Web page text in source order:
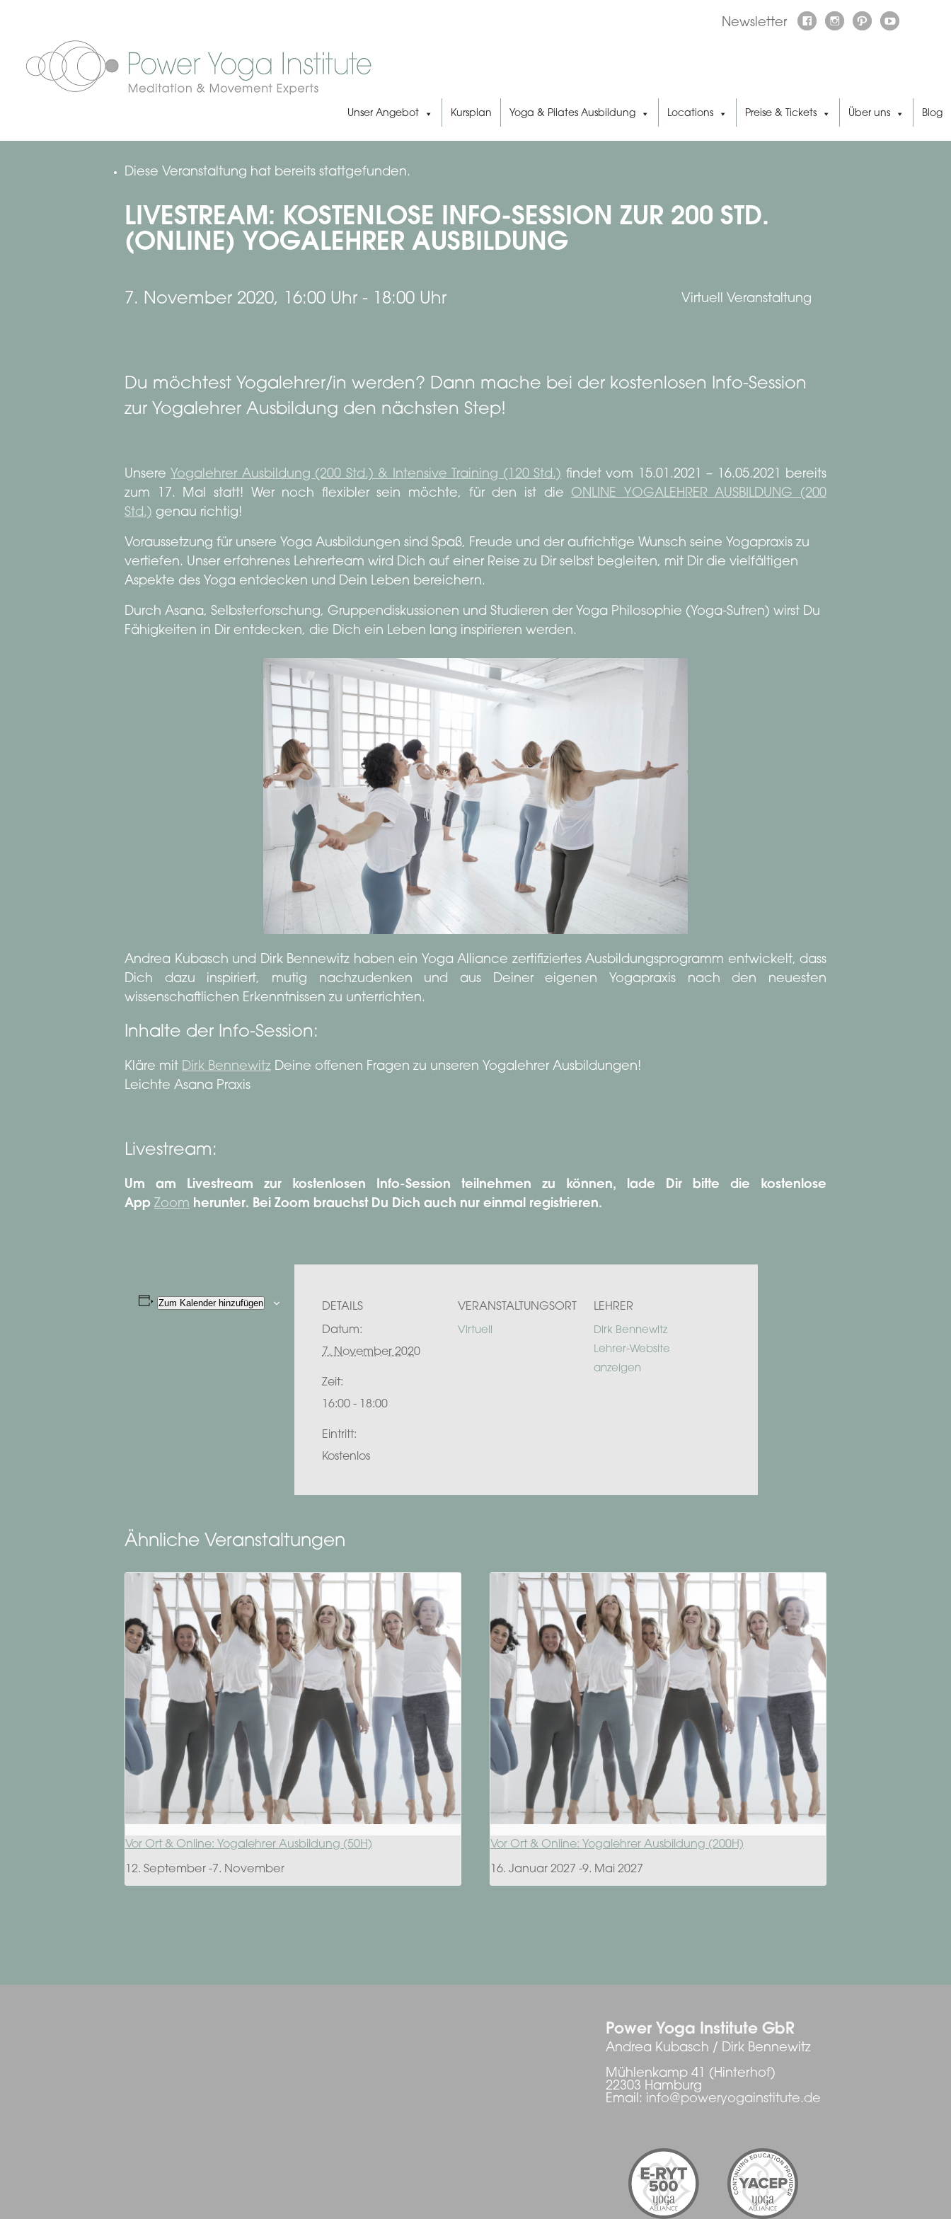
Newsletter
Unser Angebot Kursplan Yoga & Pilates Ausbildung Locations Preise & Tickets Über uns Blog
Diese Veranstaltung hat bereits stattgefunden.
LIVESTREAM: KOSTENLOSE INFO-SESSION ZUR 200 STD.
(ONLINE) YOGALEHRER AUSBILDUNG
7. November 2020, 16:00 Uhr - 18:00 Uhr Virtuell Veranstaltung
Du möchtest Yogalehrer/in werden? Dann mache bei der kostenlosen Info-Session
zur Yogalehrer Ausbildung den nächsten Step!
Unsere Yogalehrer Ausbildung (200 Std.) & Intensive Training (120 Std.) findet vom 15.01.2021 – 16.05.2021 bereits
zum 17. Mal statt! Wer noch flexibler sein möchte, für den ist die ONLINE YOGALEHRER AUSBILDUNG (200
Std.) genau richtig!
Voraussetzung für unsere Yoga Ausbildungen sind Spaß, Freude und der aufrichtige Wunsch seine Yogapraxis zu
vertiefen. Unser erfahrenes Lehrerteam wird Dich auf einer Reise zu Dir selbst begleiten, mit Dir die vielfältigen
Aspekte des Yoga entdecken und Dein Leben bereichern.
Durch Asana, Selbsterforschung, Gruppendiskussionen und Studieren der Yoga Philosophie (Yoga-Sutren) wirst Du
Fähigkeiten in Dir entdecken, die Dich ein Leben lang inspirieren werden.
Andrea Kubasch und Dirk Bennewitz haben ein Yoga Alliance zertifiziertes Ausbildungsprogramm entwickelt, dass
Dich dazu inspiriert, mutig nachzudenken und aus Deiner eigenen Yogapraxis nach den neuesten
wissenschaftlichen Erkenntnissen zu unterrichten.
Inhalte der Info-Session:
Kläre mit Dirk Bennewitz Deine offenen Fragen zu unseren Yogalehrer Ausbildungen!
Leichte Asana Praxis
Livestream:
Um am Livestream zur kostenlosen Info-Session teilnehmen zu können, lade Dir bitte die kostenlose
App Zoom herunter. Bei Zoom brauchst Du Dich auch nur einmal registrieren.
Zum Kalender hinzufügen DETAILS
Datum:
7. November 2020
Zeit:
16:00 - 18:00
Eintritt:
Kostenlos
VERANSTALTUNGSORT
Virtuell
LEHRER
Dirk Bennewitz
Lehrer-Website
anzeigen
Ähnliche Veranstaltungen
Vor Ort & Online: Yogalehrer Ausbildung (50H)
12. September -7. November
Vor Ort & Online: Yogalehrer Ausbildung (200H)
16. Januar 2027 -9. Mai 2027
Power Yoga Institute GbR
Andrea Kubasch / Dirk Bennewitz
Mühlenkamp 41 (Hinterhof)
22303 Hamburg
Email: info@poweryogainstitute.de